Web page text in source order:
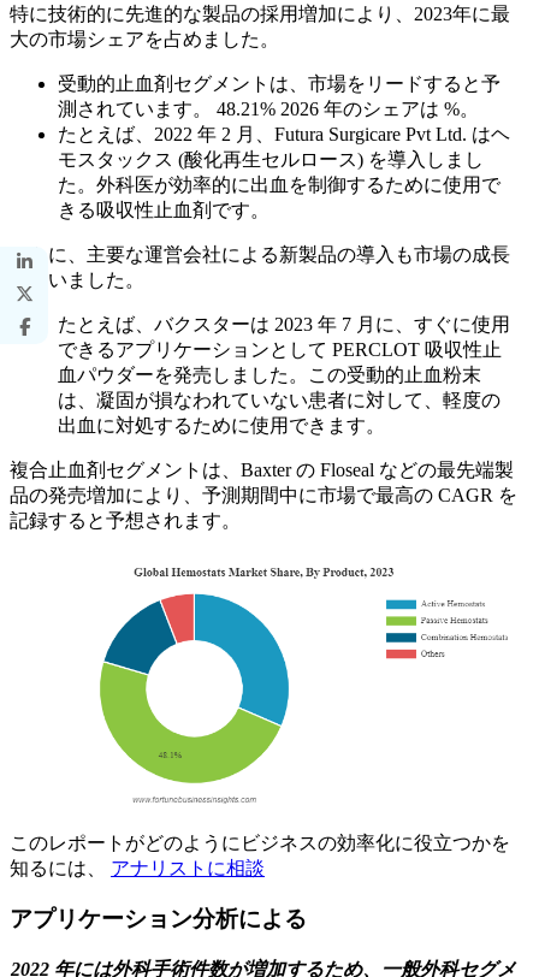
特に技術的に先進的な製品の採用増加により、2023年に最
大の市場シェアを占めました。
受動的止血剤セグメントは、市場をリードすると予
測されています。 48.21% 2026 年のシェアは %。
たとえば、2022 年 2 月、Futura Surgicare Pvt Ltd. はヘ
モスタックス (酸化再生セルロース) を導入しまし
た。外科医が効率的に出血を制御するために使用で
きる吸収性止血剤です。
さらに、主要な運営会社による新製品の導入も市場の成長
を補いました。
たとえば、バクスターは 2023 年 7 月に、すぐに使用
できるアプリケーションとして PERCLOT 吸収性止
血パウダーを発売しました。この受動的止血粉末
は、凝固が損なわれていない患者に対して、軽度の
出血に対処するために使用できます。
複合止血剤セグメントは、Baxter の Floseal などの最先端製
品の発売増加により、予測期間中に市場で最高の CAGR を
記録すると予想されます。
このレポートがどのようにビジネスの効率化に役立つかを
知るには、 アナリストに相談
アプリケーション分析による
2022 年には外科手術件数が増加するため、一般外科セグメ